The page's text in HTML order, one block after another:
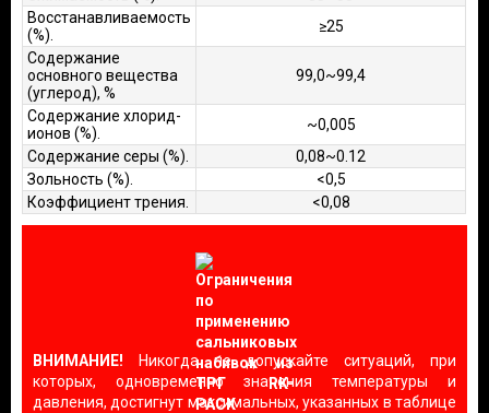
Восстанавливаемость
(%).
≥25
Содержание
основного вещества
(углерод), %
99,0~99,4
Содержание хлорид-
ионов (%).
~0,005
Содержание серы (%).
0,08~0.12
Зольность (%).
<0,5
Коэффициент трения.
<0,08
ВНИМАНИЕ!
Никогда не допускайте ситуаций, при
которых, одновременно значения температуры и
давления, достигнут максимальных, указанных в таблице